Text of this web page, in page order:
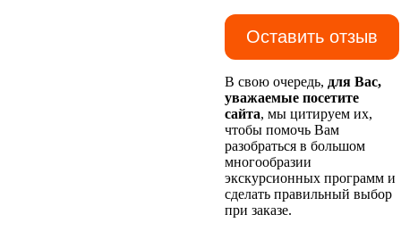
Оставить отзыв
В свою очередь, для Вас,
уважаемые посетите
сайта, мы цитируем их,
чтобы помочь Вам
разобраться в большом
многообразии
экскурсионных программ и
сделать правильный выбор
при заказе.